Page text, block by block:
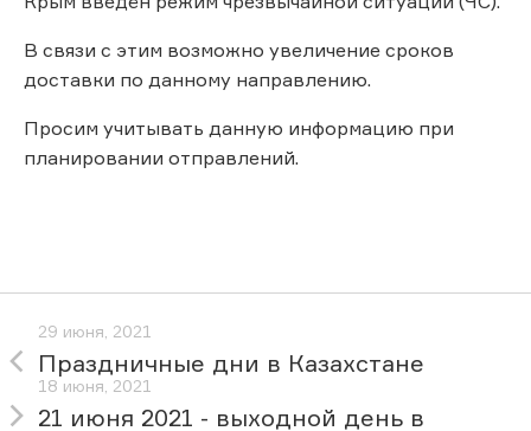
В связи с этим возможно увеличение сроков
доставки по данному направлению.
Просим учитывать данную информацию при
планировании отправлений.
29 июня, 2021
Праздничные дни в Казахстане
18 июня, 2021
21 июня 2021 - выходной день в